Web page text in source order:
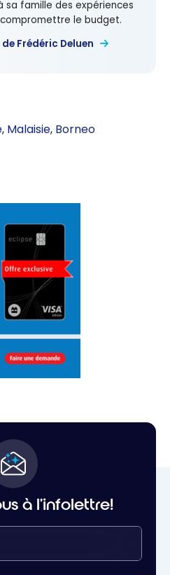
famille des expériences
le budget.
Frédéric Deluen
, Malaisie, Borneo
à l'infolettre!